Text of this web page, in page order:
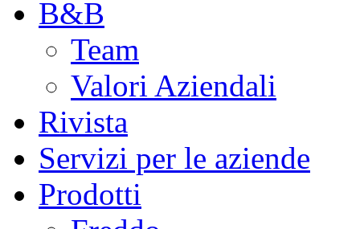
B&B
Team
Valori Aziendali
Rivista
Servizi per le aziende
Prodotti